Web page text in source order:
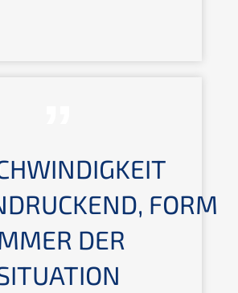
FORM
DER